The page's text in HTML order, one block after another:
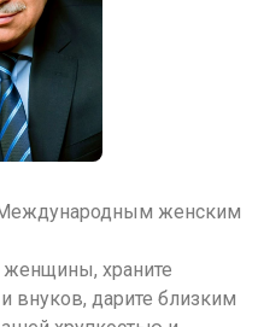
женским
храните
внуков, дарите близким